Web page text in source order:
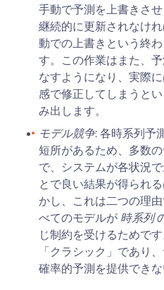
手動で予測を上書きさ
継続的に更新されなけ
動での上書きという終
す。この作業はまた、
なすようになり、実際
感で修正してしまうと
み出します。
モデル競争: 各時系列予
短所があるため、多数
で、システムが各状況
とで良い結果が得られ
かし、これは二つの理
べてのモデルが 時系列
じ制約を受けるためで
「クラシック」であり
確率的予測を提供できな